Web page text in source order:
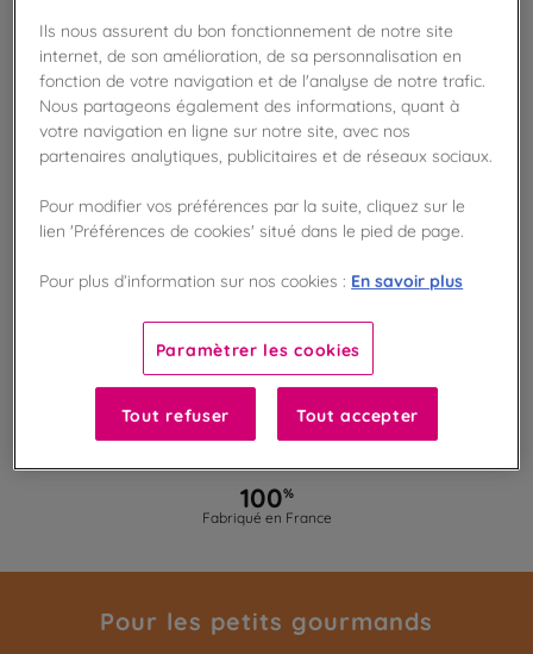
14,90 €
(63,40 €/kg)
Disponible en boutique !
Vérifier la disponibilité en magasin
Frais de port offert
dès 50€ d'achat
Gagnez 14 points de fidélité !
Liste des ingrédients et allergènes
100%
Fabriqué en France
Pour les petits gourmands
Ils nous assurent du bon fonctionnement de notre site
internet, de son amélioration, de sa personnalisation en
fonction de votre navigation et de l'analyse de notre trafic.
Nous partageons également des informations, quant à
votre navigation en ligne sur notre site, avec nos
partenaires analytiques, publicitaires et de réseaux sociaux.
Pour modifier vos préférences par la suite, cliquez sur le
lien 'Préférences de cookies' situé dans le pied de page.
Pour plus d’information sur nos cookies : En savoir plus
Paramètrer les cookies
Tout refuser Tout accepter